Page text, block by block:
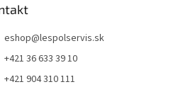
eshop@lespolservis.sk
+421 36 633 39 10
+421 904 310 111